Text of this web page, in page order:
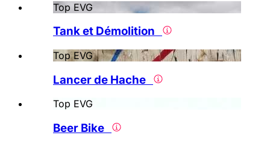
Top EVG
Tank et Démolition
Top EVG
Lancer de Hache
Top EVG
Beer Bike